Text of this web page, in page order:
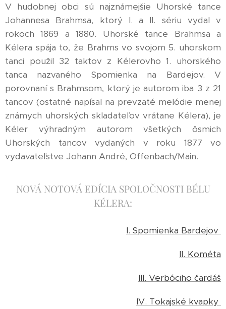
V hudobnej obci sú najznámejšie Uhorské tance
Johannesa Brahmsa, ktorý I. a II. sériu vydal v
rokoch 1869 a 1880. Uhorské tance Brahmsa a
Kélera spája to, že Brahms vo svojom 5. uhorskom
tanci použil 32 taktov z Kélerovho 1. uhorského
tanca nazvaného Spomienka na Bardejov. V
porovnaní s Brahmsom, ktorý je autorom iba 3 z 21
tancov (ostatné napísal na prevzaté melódie menej
známych uhorských skladateľov vrátane Kélera), je
Kéler výhradným autorom všetkých ôsmich
Uhorských tancov vydaných v roku 1877 vo
vydavateľstve Johann André, Offenbach/Main.
NOVÁ NOTOVÁ EDÍCIA SPOLOČNOSTI BÉLU
KÉLERA:
I. Spomienka Bardejov
II. Kométa
III. Verbóciho čardáš
IV. Tokajské kvapky